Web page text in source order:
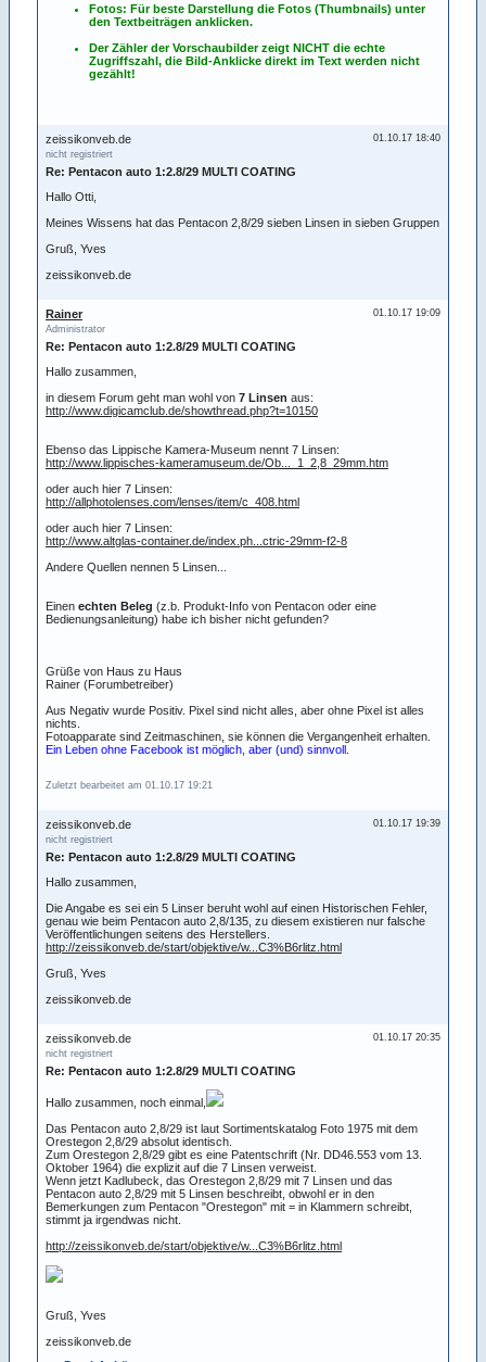
Fotos: Für beste Darstellung die Fotos (Thumbnails) unter
den Textbeiträgen anklicken.
Der Zähler der Vorschaubilder zeigt NICHT die echte
Zugriffszahl, die Bild-Anklicke direkt im Text werden nicht
gezählt!
01.10.17 18:40
zeissikonveb.de
nicht registriert
Re: Pentacon auto 1:2.8/29 MULTI COATING
Hallo Otti,
Meines Wissens hat das Pentacon 2,8/29 sieben Linsen in sieben Gruppen
Gruß, Yves
zeissikonveb.de
01.10.17 19:09
Rainer
Administrator
Re: Pentacon auto 1:2.8/29 MULTI COATING
Hallo zusammen,
in diesem Forum geht man wohl von 7 Linsen aus:
http://www.digicamclub.de/showthread.php?t=10150
Ebenso das Lippische Kamera-Museum nennt 7 Linsen:
http://www.lippisches-kameramuseum.de/Ob..._1_2,8_29mm.htm
oder auch hier 7 Linsen:
http://allphotolenses.com/lenses/item/c_408.html
oder auch hier 7 Linsen:
http://www.altglas-container.de/index.ph...ctric-29mm-f2-8
Andere Quellen nennen 5 Linsen...
Einen echten Beleg (z.b. Produkt-Info von Pentacon oder eine
Bedienungsanleitung) habe ich bisher nicht gefunden?
Grüße von Haus zu Haus
Rainer (Forumbetreiber)
Aus Negativ wurde Positiv. Pixel sind nicht alles, aber ohne Pixel ist alles
nichts.
Fotoapparate sind Zeitmaschinen, sie können die Vergangenheit erhalten.
Ein Leben ohne Facebook ist möglich, aber (und) sinnvoll.
Zuletzt bearbeitet am 01.10.17 19:21
01.10.17 19:39
zeissikonveb.de
nicht registriert
Re: Pentacon auto 1:2.8/29 MULTI COATING
Hallo zusammen,
Die Angabe es sei ein 5 Linser beruht wohl auf einen Historischen Fehler,
genau wie beim Pentacon auto 2,8/135, zu diesem existieren nur falsche
Veröffentlichungen seitens des Herstellers.
http://zeissikonveb.de/start/objektive/w...C3%B6rlitz.html
Gruß, Yves
zeissikonveb.de
01.10.17 20:35
zeissikonveb.de
nicht registriert
Re: Pentacon auto 1:2.8/29 MULTI COATING
Hallo zusammen, noch einmal,
Das Pentacon auto 2,8/29 ist laut Sortimentskatalog Foto 1975 mit dem
Orestegon 2,8/29 absolut identisch.
Zum Orestegon 2,8/29 gibt es eine Patentschrift (Nr. DD46.553 vom 13.
Oktober 1964) die explizit auf die 7 Linsen verweist.
Wenn jetzt Kadlubeck, das Orestegon 2,8/29 mit 7 Linsen und das
Pentacon auto 2,8/29 mit 5 Linsen beschreibt, obwohl er in den
Bemerkungen zum Pentacon "Orestegon" mit = in Klammern schreibt,
stimmt ja irgendwas nicht.
http://zeissikonveb.de/start/objektive/w...C3%B6rlitz.html
Gruß, Yves
zeissikonveb.de